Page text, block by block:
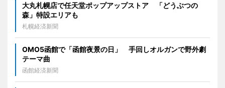
大丸札幌店で任天堂ポップアップストア 「どうぶつの
森」特設エリアも
札幌経済新聞
OMO5函館で「函館夜景の日」 手回しオルガンで野外劇
テーマ曲
函館経済新聞